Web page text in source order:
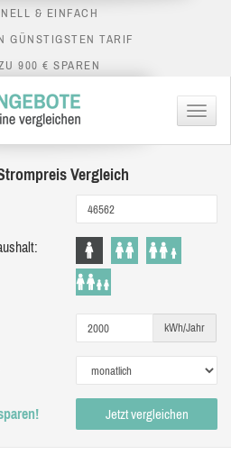
& EINFACH
GÜNSTIGSTEN TARIF
900 € SPAREN
Menü
Vergleich
kWh/Jahr
Jetzt vergleichen